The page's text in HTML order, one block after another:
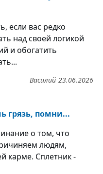
если вас редко
над своей логикой
и обогатить
23.06.2026
Василий
грязь, помни...
о том, что
людям,
карме. Сплетник -